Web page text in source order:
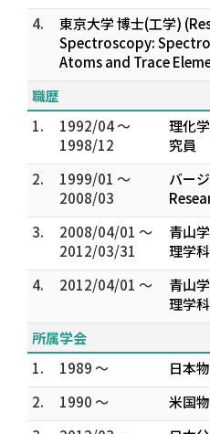
4.
東京大学 博士(工学)
Spectroscopy:
Atoms and Trace
職歴
1.
1992/04 ～
1998/12
理化
究員
2.
1999/01 ～
2008/03
バー
3.
2008/04/01 ～
2012/03/31
青山
理学
4.
2012/04/01 ～
青山
理学
所属学会
1.
1989 ～
日本
2.
1990 ～
米国